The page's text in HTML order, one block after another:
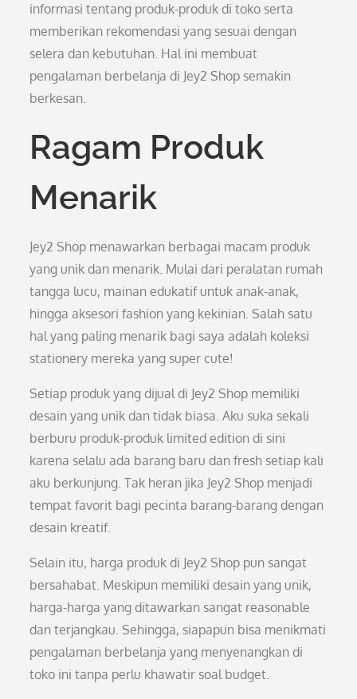
informasi tentang produk-produk di toko serta
memberikan rekomendasi yang sesuai dengan
selera dan kebutuhan. Hal ini membuat
pengalaman berbelanja di Jey2 Shop semakin
berkesan.
Ragam Produk
Menarik
Jey2 Shop menawarkan berbagai macam produk
yang unik dan menarik. Mulai dari peralatan rumah
tangga lucu, mainan edukatif untuk anak-anak,
hingga aksesori fashion yang kekinian. Salah satu
hal yang paling menarik bagi saya adalah koleksi
stationery mereka yang super cute!
Setiap produk yang dijual di Jey2 Shop memiliki
desain yang unik dan tidak biasa. Aku suka sekali
berburu produk-produk limited edition di sini
karena selalu ada barang baru dan fresh setiap kali
aku berkunjung. Tak heran jika Jey2 Shop menjadi
tempat favorit bagi pecinta barang-barang dengan
desain kreatif.
Selain itu, harga produk di Jey2 Shop pun sangat
bersahabat. Meskipun memiliki desain yang unik,
harga-harga yang ditawarkan sangat reasonable
dan terjangkau. Sehingga, siapapun bisa menikmati
pengalaman berbelanja yang menyenangkan di
toko ini tanpa perlu khawatir soal budget.